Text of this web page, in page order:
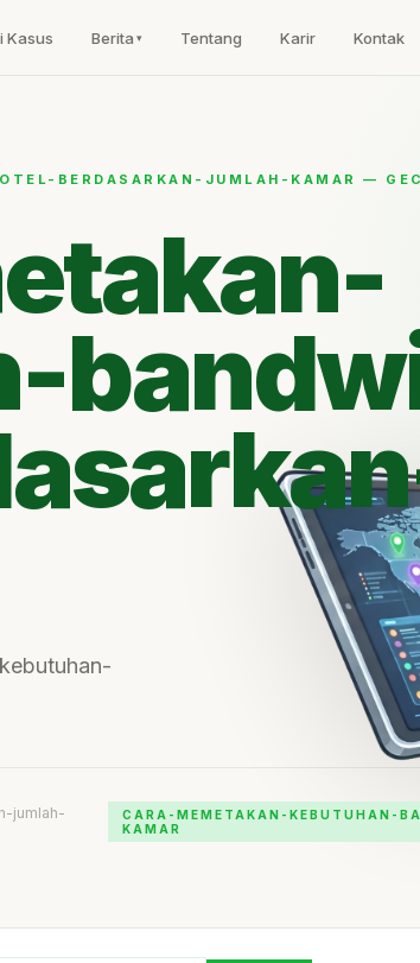
Kasus Berita Tentang Karir Kontak
BERDASARKAN-JUMLAH-KAMAR —
jumlah-
CARA-MEMETAKAN-KEBUTUHAN-
KAMAR